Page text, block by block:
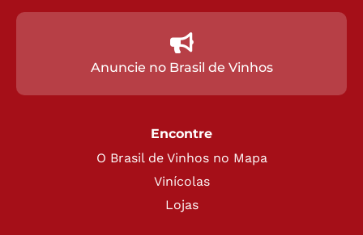
Anuncie no Brasil de Vinhos
Encontre
O Brasil de Vinhos no Mapa
Vinícolas
Lojas